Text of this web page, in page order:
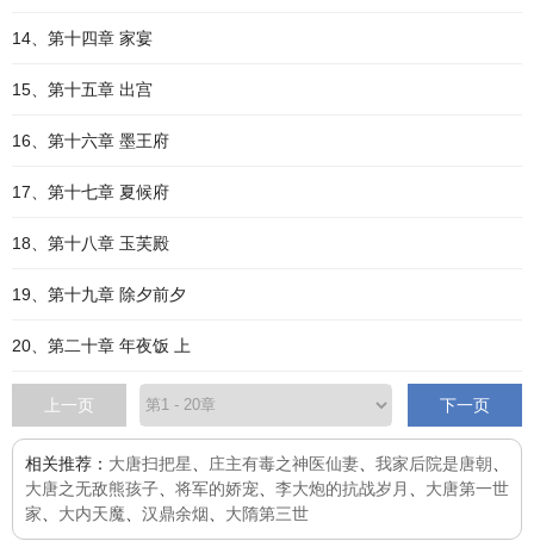
14、第十四章 家宴
15、第十五章 出宫
16、第十六章 墨王府
17、第十七章 夏候府
18、第十八章 玉芙殿
19、第十九章 除夕前夕
20、第二十章 年夜饭 上
上一页 下一页
相关推荐： 大唐扫把星 庄主有毒之神医仙妻 我家后院是唐朝
大唐之无敌熊孩子
将军的娇宠 李大炮的抗战岁月
大唐第一世
家
大内天魔 汉鼎余烟 大隋第三世